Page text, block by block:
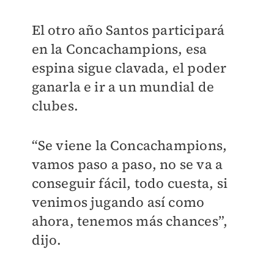
El otro año Santos participará
en la Concachampions, esa
espina sigue clavada, el poder
ganarla e ir a un mundial de
clubes.
“Se viene la Concachampions,
vamos paso a paso, no se va a
conseguir fácil, todo cuesta, si
venimos jugando así como
ahora, tenemos más chances”,
dijo.